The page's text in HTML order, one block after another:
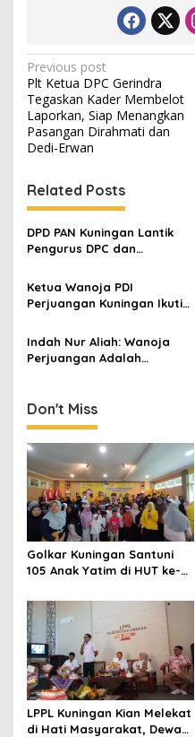
Post
navigation
Previous post
Plt Ketua DPC Gerindra
Tegaskan Kader Membelot
Laporkan, Siap Menangkan
Pasangan Dirahmati dan
Dedi-Erwan
Related Posts
DPD PAN Kuningan Lantik
Pengurus DPC dan
Minimal Satu Dapil Satu
Kursi
Ketua Wanoja PDI
Perjuangan Kuningan Ikuti
Akar Rumput di Jawa Barat
Indah Nur Aliah: Wanoja
Perjuangan Adalah
Masyarakat
Don't Miss
Golkar Kuningan Santuni
105 Anak Yatim di HUT ke-
Doakan Partai Semakin
Berjaya
LPPL Kuningan Kian Melekat
di Hati Masyarakat, Dewas